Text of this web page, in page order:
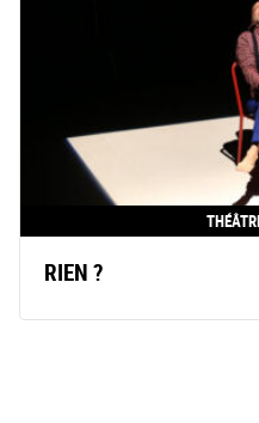
RIEN ?